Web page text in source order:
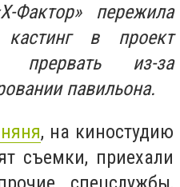
Фактор» пережила
в проект
прервать из-за
павильона.
, на киностудию
съемки, приехали